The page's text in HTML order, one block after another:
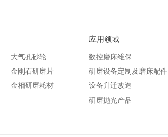
大气孔砂轮
金刚石研磨片
金相研磨耗材
应用领域
数控磨床维保
研磨设备定制及磨床配件
设备升迁改造
研磨抛光产品